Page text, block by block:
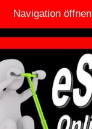
Navigation öffnen